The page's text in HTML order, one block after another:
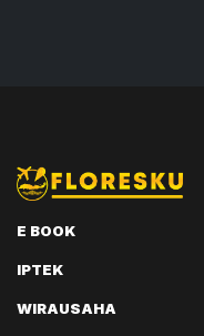
E BOOK
IPTEK
WIRAUSAHA